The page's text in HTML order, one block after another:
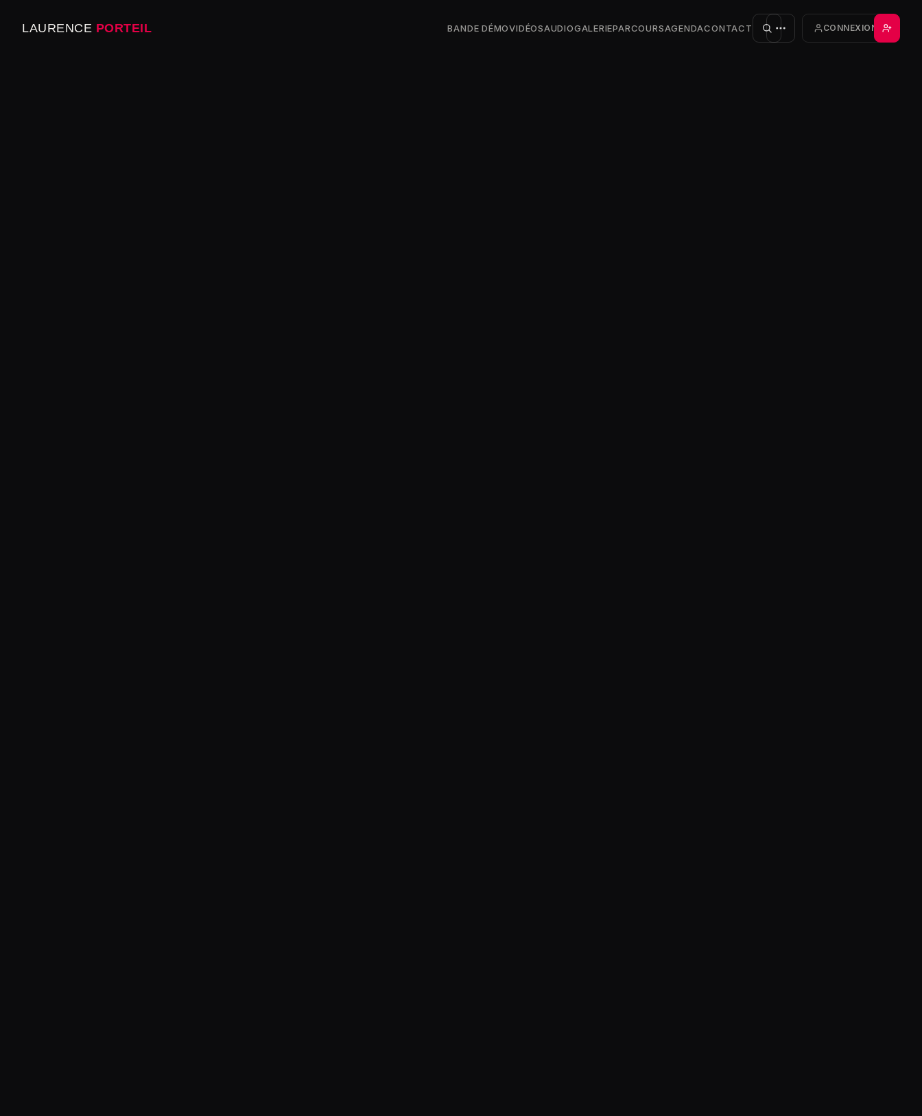
LAURENCE PORTEIL BANDE DÉMOVIDÉOSAUDIOGALERIEPARCOURSAGENDACONTACT CONNEXION